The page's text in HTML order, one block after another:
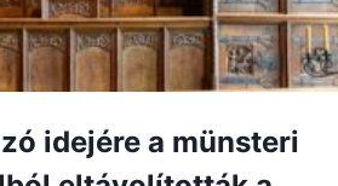
idejére a münsteri